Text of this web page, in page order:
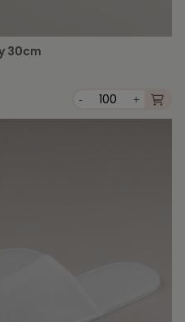
30cm
- +